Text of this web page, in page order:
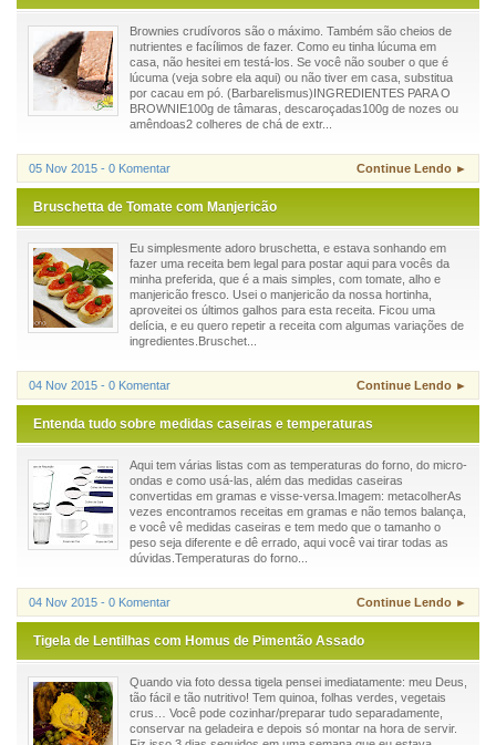
Brownies crudívoros são o máximo. Também são cheios de
nutrientes e facílimos de fazer. Como eu tinha lúcuma em
casa, não hesitei em testá-los. Se você não souber o que é
lúcuma (veja sobre ela aqui) ou não tiver em casa, substitua
por cacau em pó. (Barbarelismus)INGREDIENTES PARA O
BROWNIE100g de tâmaras, descaroçadas100g de nozes ou
amêndoas2 colheres de chá de extr...
05 Nov 2015 - 0 Komentar Continue Lendo ►
Bruschetta de Tomate com Manjericão
Eu simplesmente adoro bruschetta, e estava sonhando em
fazer uma receita bem legal para postar aqui para vocês da
minha preferida, que é a mais simples, com tomate, alho e
manjericão fresco. Usei o manjericão da nossa hortinha,
aproveitei os últimos galhos para esta receita. Ficou uma
delícia, e eu quero repetir a receita com algumas variações de
ingredientes.Bruschet...
04 Nov 2015 - 0 Komentar Continue Lendo ►
Entenda tudo sobre medidas caseiras e temperaturas
Aqui tem várias listas com as temperaturas do forno, do micro-
ondas e como usá-las, além das medidas caseiras
convertidas em gramas e visse-versa.Imagem: metacolherAs
vezes encontramos receitas em gramas e não temos balança,
e você vê medidas caseiras e tem medo que o tamanho o
peso seja diferente e dê errado, aqui você vai tirar todas as
dúvidas.Temperaturas do forno...
04 Nov 2015 - 0 Komentar Continue Lendo ►
Tigela de Lentilhas com Homus de Pimentão Assado
Quando via foto dessa tigela pensei imediatamente: meu Deus,
tão fácil e tão nutritivo! Tem quinoa, folhas verdes, vegetais
crus… Você pode cozinhar/preparar tudo separadamente,
conservar na geladeira e depois só montar na hora de servir.